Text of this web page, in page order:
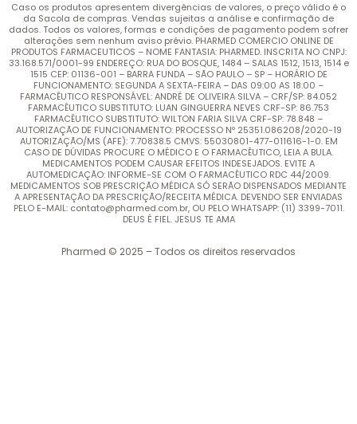
Caso os produtos apresentem divergências de valores, o preço válido é o
da Sacola de compras. Vendas sujeitas a análise e confirmação de
dados. Todos os valores, formas e condições de pagamento podem sofrer
alterações sem nenhum aviso prévio. PHARMED COMERCIO ONLINE DE
PRODUTOS FARMACEUTICOS – NOME FANTASIA: PHARMED. INSCRITA NO CNPJ:
33.168.571/0001-99 ENDEREÇO: RUA DO BOSQUE, 1484 – SALAS 1512, 1513, 1514 e
1515 CEP: 01136-001 – BARRA FUNDA – SÃO PAULO – SP – HORÁRIO DE
FUNCIONAMENTO: SEGUNDA A SEXTA-FEIRA – DAS 09:00 AS 18:00 –
FARMACÊUTICO RESPONSÁVEL: ANDRÉ DE OLIVEIRA SILVA – CRF/SP: 84.052
FARMACÊUTICO SUBSTITUTO: LUAN GINGUERRA NEVES CRF-SP: 86.753
FARMACÊUTICO SUBSTITUTO: WILTON FARIA SILVA CRF-SP: 78.848 –
AUTORIZAÇÃO DE FUNCIONAMENTO: PROCESSO Nº 25351.086208/2020-19
AUTORIZAÇÃO/MS (AFE): 7.70838.5 CMVS: 55030801-477-011616-1-0. EM
CASO DE DÚVIDAS PROCURE O MÉDICO E O FARMACÊUTICO, LEIA A BULA.
MEDICAMENTOS PODEM CAUSAR EFEITOS INDESEJADOS. EVITE A
AUTOMEDICAÇÃO: INFORME-SE COM O FARMACÊUTICO RDC 44/2009.
MEDICAMENTOS SOB PRESCRIÇÃO MÉDICA SÓ SERÃO DISPENSADOS MEDIANTE
A APRESENTAÇÃO DA PRESCRIÇÃO/RECEITA MÉDICA. DEVENDO SER ENVIADAS
PELO E-MAIL: contato@pharmed.com.br, OU PELO WHATSAPP: (11) 3399-7011.
DEUS É FIEL. JESUS TE AMA
Pharmed © 2025 – Todos os direitos reservados